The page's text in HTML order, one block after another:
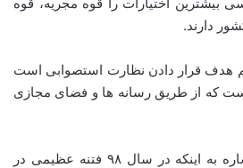
دارند.
هدف قرار دادن نظارت استصوابی است
که از طریق رسانه ها و فضای مجازی
رئیس اندیشکده یقین بااشاره به اینکه در سال ۹۸ فتنه عظیمی در